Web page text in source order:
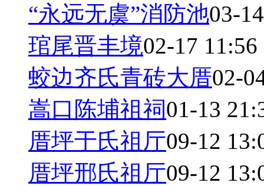
“永远无虞”消防池03-
琯尾晋丰境02-17 11:56
蛟边齐氏青砖大厝02-
嵩口陈埔祖祠01-13
厝坪于氏祖厅09-12
厝坪邢氏祖厅09-12